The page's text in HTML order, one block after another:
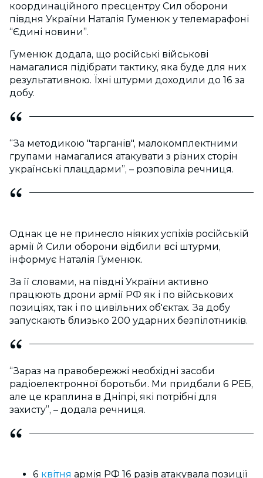
координаційного пресцентру Сил оборони
півдня України Наталія Гуменюк у телемарафоні
“Єдині новини”.
Гуменюк додала, що російські військові
намагалися підібрати тактику, яка буде для них
результативною. Їхні штурми доходили до 16 за
добу.
“За методикою "тарганів", малокомплектними
групами намагалися атакувати з різних сторін
українські плацдарми”, – розповіла речниця.
Однак це не принесло ніяких успіхів російській
армії й Сили оборони відбили всі штурми,
інформує Наталія Гуменюк.
За її словами, на півдні України активно
працюють дрони армії РФ як і по військових
позиціях, так і по цивільних об'єктах. За добу
запускають близько 200 ударних безпілотників.
“Зараз на правобережжі необхідні засоби
радіоелектронної боротьби. Ми придбали 6 РЕБ,
але це краплина в Дніпрі, які потрібні для
захисту”, – додала речниця.
6 квітня армія РФ 16 разів атакувала позиції